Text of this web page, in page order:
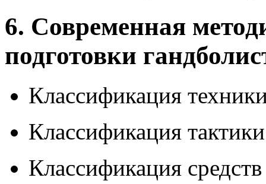
6. Современная
подготовки
Классификация
Классификация тактики
Классификация